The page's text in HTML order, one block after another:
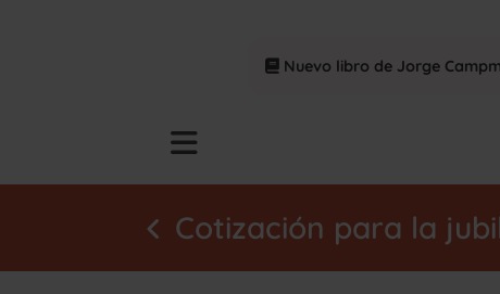
Nuevo libro de Jorge
Cotización para la